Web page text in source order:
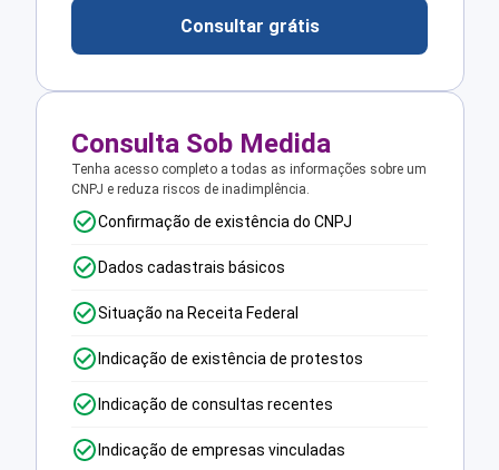
Consultar grátis
Consulta Sob Medida
Tenha acesso completo a todas as informações sobre um
CNPJ e reduza riscos de inadimplência.
Confirmação de existência do CNPJ
Dados cadastrais básicos
Situação na Receita Federal
Indicação de existência de protestos
Indicação de consultas recentes
Indicação de empresas vinculadas